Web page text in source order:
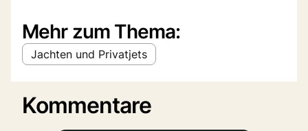
Mehr zum Thema:
Jachten und Privatjets
Kommentare